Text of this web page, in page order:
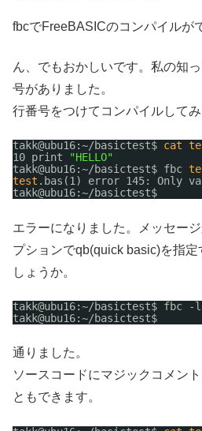
fbcでFreeBASICのコンパイルが
ん、でもおかしいです。私の知
号がありました。
行番号をつけてコンパイルしてみ
takk@ubu16:~/basictest$ cat
10 print
"HELLO"
takk@ubu16:~/basictest$ fbc
test .bas(1) error 145: Only
takk@ubu16:~/basictest$
エラーになりました。メッセー
プションでqb(quick basic)を指
しょうか。
takk@ubu16:~/basictest$ fbc -
takk@ubu16:~/basictest$
通りました。
ソースコードにマジックコメン
ともできます。